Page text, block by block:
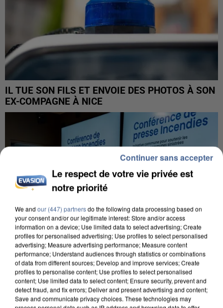
IL TUE SON FILS ET ENVOIE DES PHOTOS À SON
EX-COMPAGNE À NICE
INCENDIES : L’ÎLE-DE-FRANCE LANCE UN ÉLAN
DE SOLIDARITÉ AVEC LES...
Le respect de votre vie privée est
notre priorité
We and our (447) partnersdo the following data processing based on
your consent and/or our legitimate interest: Store and/or access
information on a device; Use limited data to select advertising; Create
profiles for personalised advertising; Use profiles to select personalised
advertising; Measure advertising performance; Measure content
performance; Understand audiences through statistics or combinations
of data from different sources; Develop and improve services; Create
profiles to personalise content; Use profiles to select personalised
content; Use limited data to select content; Ensure security, prevent and
detect fraud, and fix errors; Deliver and present advertising and content;
Save and communicate privacy choices. These technologies may
Continuer sans accepter